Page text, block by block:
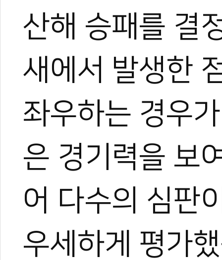
산해 승패를 결
새에서 발생한
좌우하는 경우
은 경기력을 보
어 다수의 심판
우세하게 평가